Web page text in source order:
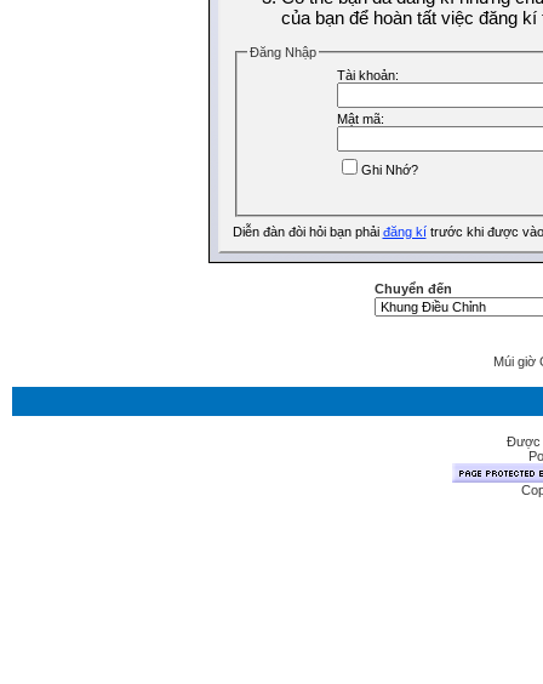
của bạn để hoàn tất việc đăng
Ðăng Nhập
Tài khoản:
Mật mã:
Ghi Nhớ?
Diễn đàn đòi hỏi bạn phải đăng kí trước khi được
Chuyển đến
Múi giờ
Được